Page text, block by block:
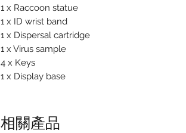
1 x Raccoon statue
1 x ID wrist band
1 x Dispersal cartridge
1 x Virus sample
4 x Keys
1 x Display base
相關產品